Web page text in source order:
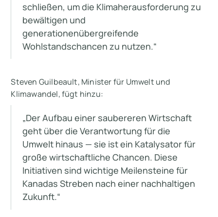
schließen, um die Klimaherausforderung zu
bewältigen und
generationenübergreifende
Wohlstandschancen zu nutzen.“
Steven Guilbeault, Minister für Umwelt und
Klimawandel, fügt hinzu:
„Der Aufbau einer saubereren Wirtschaft
geht über die Verantwortung für die
Umwelt hinaus — sie ist ein Katalysator für
große wirtschaftliche Chancen. Diese
Initiativen sind wichtige Meilensteine für
Kanadas Streben nach einer nachhaltigen
Zukunft.“